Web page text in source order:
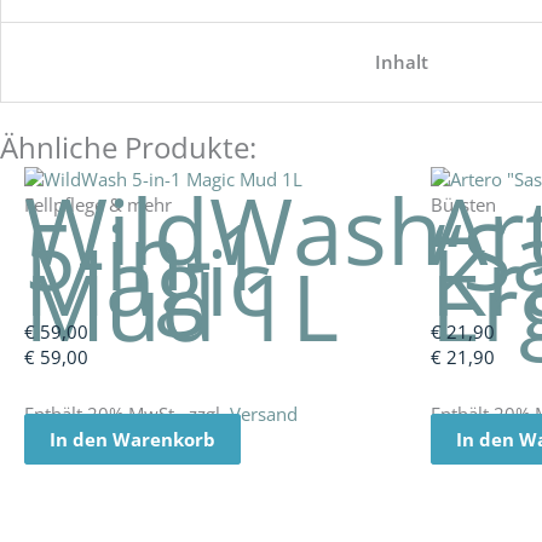
Inhalt
Ähnliche Produkte:
Fellpflege & mehr
WildWash
5-in-1
Magic
Mud 1L
€ 59,00
€ 59,00
Enthält 20% MwSt., zzgl.Versand
In den Warenkorb
Bürsten
€ 21,90
€ 21,90
Enthält 20%
In den